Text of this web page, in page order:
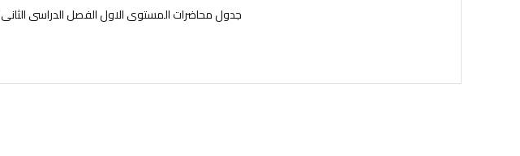
2025/2026 جدول محاضرات المستوى الاول الفصل الدراسى الثانى